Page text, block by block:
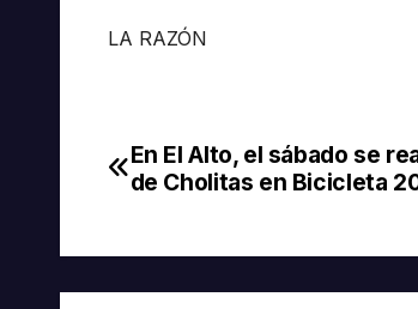
LA RAZÓN
Navegación
entradas
En El Alto, el sábado se
de Cholitas en Bicicleta